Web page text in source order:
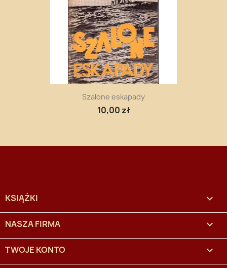
Szalone eskapady
10,00 zł
KSIĄŻKI 
NASZA FIRMA 
TWOJE KONTO 